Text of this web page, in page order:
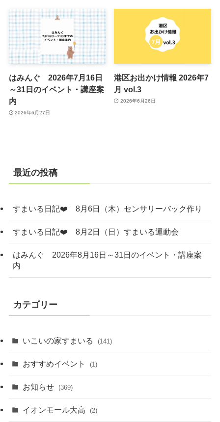
はみんぐ 2026年7月16日
～31日のイベント・講座案
内
2026年6月27日
港区お出かけ情報 2026年7
月 vol.3
2026年6月26日
最近の投稿
すまいる日記❤️ 8月6日（木）センサリーバック作り
すまいる日記❤️ 8月2日（日）すまいる運動会
はみんぐ 2026年8月16日～31日のイベント・講座案
内
カテゴリー
いこいの家すまいる (141)
おすすめイベント (1)
お知らせ (369)
イオンモール大高 (2)